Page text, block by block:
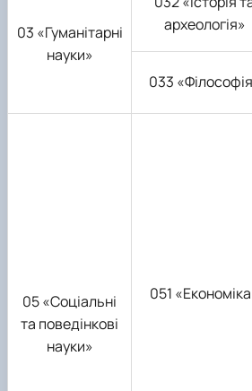
03 «Гуманітарні
науки»
археологія»
033
05 «Соціальні
та поведінкові
науки»
051